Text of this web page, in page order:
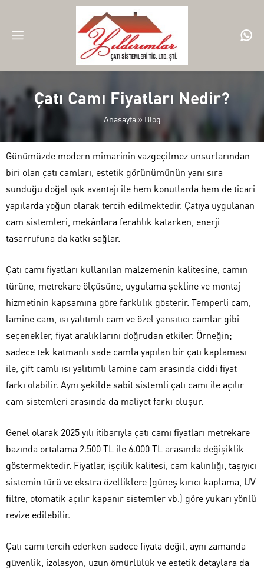
Çatı Camı Fiyatları Nedir?
Anasayfa» Blog
Günümüzde modern mimarinin vazgeçilmez unsurlarından
biri olan çatı camları, estetik görünümünün yanı sıra
sunduğu doğal ışık avantajı ile hem konutlarda hem de ticari
yapılarda yoğun olarak tercih edilmektedir. Çatıya uygulanan
cam sistemleri, mekânlara ferahlık katarken, enerji
tasarrufuna da katkı sağlar.
Çatı camı fiyatları kullanılan malzemenin kalitesine, camın
türüne, metrekare ölçüsüne, uygulama şekline ve montaj
hizmetinin kapsamına göre farklılık gösterir. Temperli cam,
lamine cam, ısı yalıtımlı cam ve özel yansıtıcı camlar gibi
seçenekler, fiyat aralıklarını doğrudan etkiler. Örneğin;
sadece tek katmanlı sade camla yapılan bir çatı kaplaması
ile, çift camlı ısı yalıtımlı lamine cam arasında ciddi fiyat
farkı olabilir. Aynı şekilde sabit sistemli çatı camı ile açılır
cam sistemleri arasında da maliyet farkı oluşur.
Genel olarak 2025 yılı itibarıyla çatı camı fiyatları metrekare
bazında ortalama 2.500 TL ile 6.000 TL arasında değişiklik
göstermektedir. Fiyatlar, işçilik kalitesi, cam kalınlığı, taşıyıcı
sistemin türü ve ekstra özelliklere (güneş kırıcı kaplama, UV
filtre, otomatik açılır kapanır sistemler vb.) göre yukarı yönlü
revize edilebilir.
Çatı camı tercih ederken sadece fiyata değil, aynı zamanda
güvenlik, izolasyon, uzun ömürlülük ve estetik detaylara da